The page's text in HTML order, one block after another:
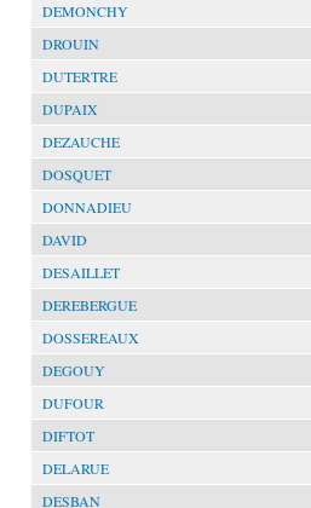
DEMONCHY
DROUIN
DUTERTRE
DUPAIX
DEZAUCHE
DOSQUET
DONNADIEU
DAVID
DESAILLET
DEREBERGUE
DOSSEREAUX
DEGOUY
DUFOUR
DIFTOT
DELARUE
DESBAN